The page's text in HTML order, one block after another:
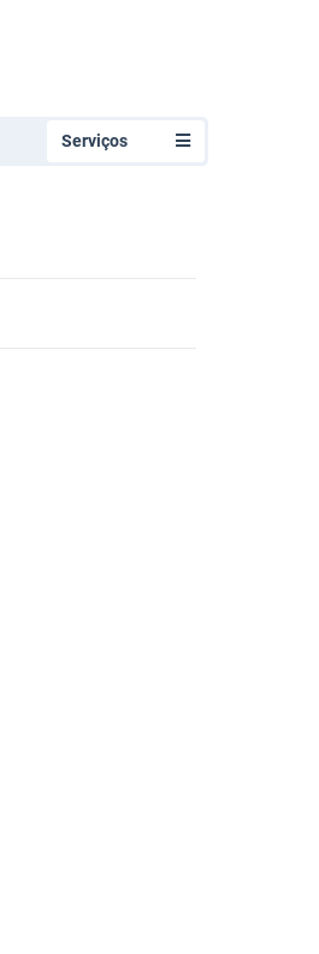
Serviços